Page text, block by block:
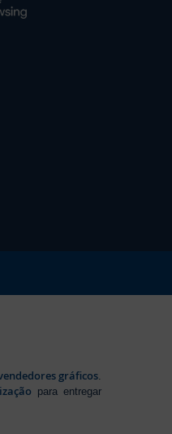
gráficos.
para entregar